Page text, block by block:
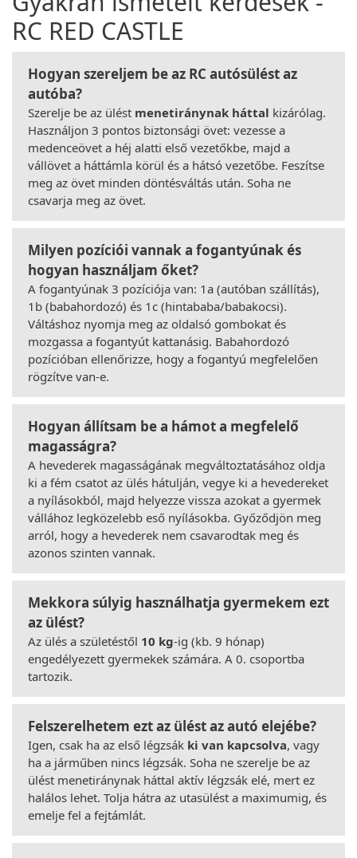
RC RED CASTLE
Hogyan szereljem be az RC autósülést az
autóba?
Szerelje be az ülést menetiránynak háttal kizárólag.
Használjon 3 pontos biztonsági övet: vezesse a
medenceövet a héj alatti első vezetőkbe, majd a
vállövet a háttámla körül és a hátsó vezetőbe. Feszítse
meg az övet minden döntésváltás után. Soha ne
csavarja meg az övet.
Milyen pozíciói vannak a fogantyúnak és
hogyan használjam őket?
A fogantyúnak 3 pozíciója van: 1a (autóban szállítás),
1b (babahordozó) és 1c (hintababa/babakocsi).
Váltáshoz nyomja meg az oldalsó gombokat és
mozgassa a fogantyút kattanásig. Babahordozó
pozícióban ellenőrizze, hogy a fogantyú megfelelően
rögzítve van-e.
Hogyan állítsam be a hámot a megfelelő
magasságra?
A hevederek magasságának megváltoztatásához oldja
ki a fém csatot az ülés hátulján, vegye ki a hevedereket
a nyílásokból, majd helyezze vissza azokat a gyermek
vállához legközelebb eső nyílásokba. Győződjön meg
arról, hogy a hevederek nem csavarodtak meg és
azonos szinten vannak.
Mekkora súlyig használhatja gyermekem ezt
az ülést?
Az ülés a születéstől 10 kg-ig (kb. 9 hónap)
engedélyezett gyermekek számára. A 0. csoportba
tartozik.
Felszerelhetem ezt az ülést az autó elejébe?
Igen, csak ha az első légzsák ki van kapcsolva, vagy
ha a járműben nincs légzsák. Soha ne szerelje be az
ülést menetiránynak háttal aktív légzsák elé, mert ez
halálos lehet. Tolja hátra az utasülést a maximumig, és
emelje fel a fejtámlát.